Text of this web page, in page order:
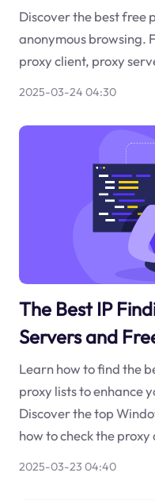
Discover the best free
anonymous browsing.
proxy client, proxy
2025-03-24 04:30
The Best IP
Servers and
Learn how to find the
proxy lists to enhance
Discover the top
how to check the
2025-03-23 04:40